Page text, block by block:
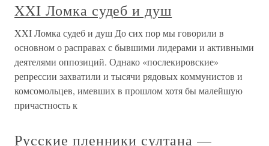
XXI Ломка судеб и душ
XXI Ломка судеб и душ До сих пор мы говорили в
основном о расправах с бывшими лидерами и активными
деятелями оппозиций. Однако «послекировские»
репрессии захватили и тысячи рядовых коммунистов и
комсомольцев, имевших в прошлом хотя бы малейшую
причастность к
Русские пленники султана —